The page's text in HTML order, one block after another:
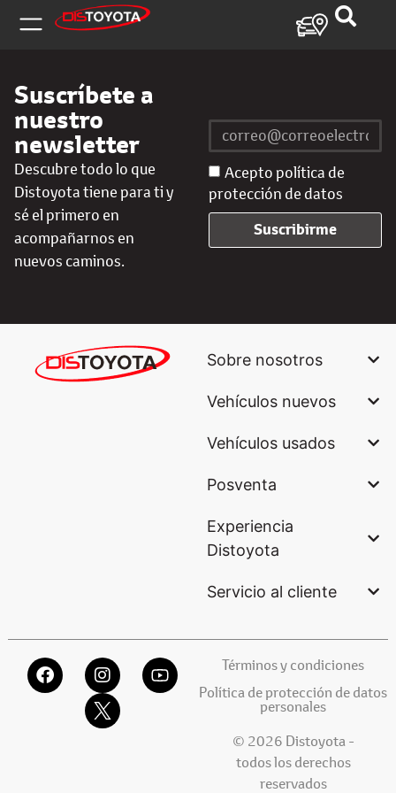
Suscríbete a
nuestro
newsletter
Descubre todo lo que
Distoyota tiene para ti y
sé el primero en
acompañarnos en
nuevos caminos.
Acepto política de
protección de datos
Suscribirme
Sobre nosotros
Vehículos nuevos
Vehículos usados
Posventa
Experiencia
Distoyota
Servicio al cliente
Términos y condiciones
Política de protección de datos
personales
© 2026 Distoyota -
todos los derechos
reservados